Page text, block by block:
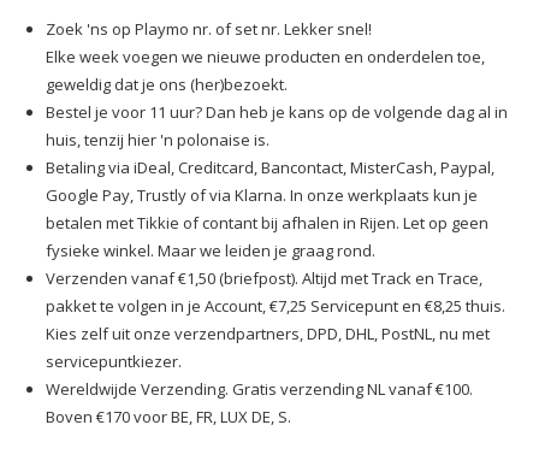
Zoek 'ns op Playmo nr. of set nr. Lekker snel!
Elke week voegen we nieuwe producten en onderdelen toe,
geweldig dat je ons (her)bezoekt.
Bestel je voor 11 uur? Dan heb je kans op de volgende dag al in
huis, tenzij hier 'n polonaise is.
Betaling via iDeal, Creditcard, Bancontact, MisterCash, Paypal,
Google Pay, Trustly of via Klarna. In onze werkplaats kun je
betalen met Tikkie of contant bij afhalen in Rijen. Let op geen
fysieke winkel. Maar we leiden je graag rond.
Verzenden vanaf €1,50 (briefpost). Altijd met Track en Trace,
pakket te volgen in je Account, €7,25 Servicepunt en €8,25 thuis.
Kies zelf uit onze verzendpartners, DPD, DHL, PostNL, nu met
servicepuntkiezer.
Wereldwijde Verzending. Gratis verzending NL vanaf €100.
Boven €170 voor BE, FR, LUX DE, S.